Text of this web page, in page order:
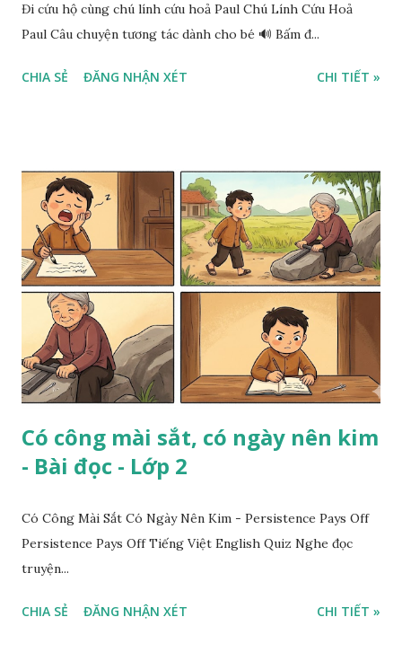
Đi cứu hộ cùng chú lính cứu hoả Paul Chú Lính Cứu Hoả
Paul Câu chuyện tương tác dành cho bé 🔊 Bấm đ...
CHIA SẺ ĐĂNG NHẬN XÉT CHI TIẾT »
Có công mài sắt, có ngày nên kim
- Bài đọc - Lớp 2
Có Công Mài Sắt Có Ngày Nên Kim - Persistence Pays Off
Persistence Pays Off Tiếng Việt English Quiz Nghe đọc
truyện...
CHIA SẺ ĐĂNG NHẬN XÉT CHI TIẾT »